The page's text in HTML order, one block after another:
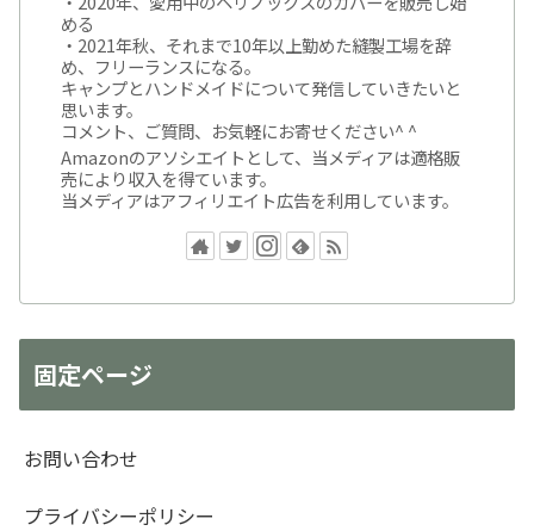
める
・2021年秋、それまで10年以上勤めた縫製工場を辞
め、フリーランスになる。
キャンプとハンドメイドについて発信していきたいと
思います。
コメント、ご質問、お気軽にお寄せください^ ^
Amazonのアソシエイトとして、当メディアは適格販
売により収入を得ています。
当メディアはアフィリエイト広告を利用しています。
固定ページ
お問い合わせ
プライバシーポリシー